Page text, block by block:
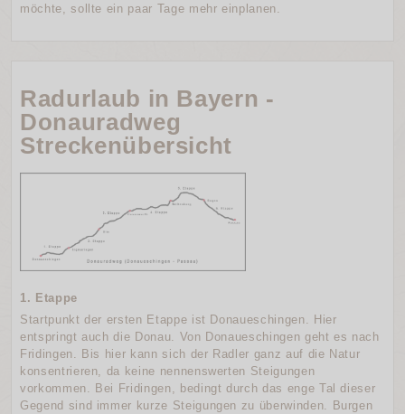
möchte, sollte ein paar Tage mehr einplanen.
Radurlaub in Bayern -
Donauradweg
Streckenübersicht
1. Etappe
Startpunkt der ersten Etappe ist Donaueschingen. Hier
entspringt auch die Donau. Von Donaueschingen geht es nach
Fridingen. Bis hier kann sich der Radler ganz auf die Natur
konsentrieren, da keine nennenswerten Steigungen
vorkommen. Bei Fridingen, bedingt durch das enge Tal dieser
Gegend sind immer kurze Steigungen zu überwinden. Burgen